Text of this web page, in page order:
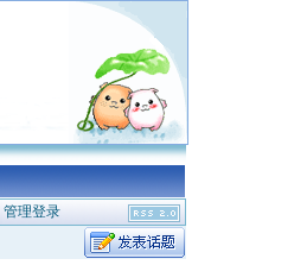
管理登录